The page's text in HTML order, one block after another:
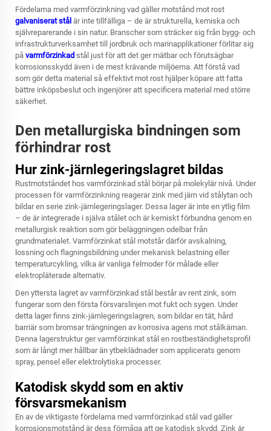
Fördelarna med varmförzinkning vad gäller motstånd mot rost
galvaniserat stål är inte tillfälliga – de är strukturella, kemiska och
självreparerande i sin natur. Branscher som sträcker sig från bygg- och
infrastrukturverksamhet till jordbruk och marinapplikationer förlitar sig
på varmförzinkad stål just för att det ger mätbar och förutsägbar
korrosionsskydd även i de mest krävande miljöerna. Att förstå vad
som gör detta material så effektivt mot rost hjälper köpare att fatta
bättre inköpsbeslut och ingenjörer att specificera material med större
säkerhet.
Den metallurgiska bindningen som
förhindrar rost
Hur zink-järnlegeringslagret bildas
Rustmotståndet hos varmförzinkad stål börjar på molekylär nivå. Under
processen för varmförzinkning reagerar zink med järn vid stålytan och
bildar en serie zink-järnlegeringslager. Dessa lager är inte en ytlig film
– de är integrerade i själva stålet och är kemiskt förbundna genom en
metallurgisk reaktion som gör beläggningen odelbar från
grundmaterialet. Varmförzinkat stål motstår därför avskalning,
lossning och flagningsbildning under mekanisk belastning eller
temperaturcykling, vilka är vanliga felmoder för målade eller
elektropläterade alternativ.
Den yttersta lagret av varmförzinkad stål består av rent zink, som
fungerar som den första försvarslinjen mot fukt och sygen. Under
detta lager finns zink-järnlegeringslagren, som bildar en tät, hård
barriär som bromsar trängningen av korrosiva agens mot stålkärnan.
Denna lagerstruktur ger varmförzinkat stål en rostbeständighetsprofil
som är långt mer hållbar än ytbeklädnader som applicerats genom
spray, pensel eller elektrolytiska processer.
Katodisk skydd som en aktiv
försvarsmekanism
En av de viktigaste fördelarna med varmförzinkad stål vad gäller
korrosionsmotstånd är dess förmåga att ge katodisk skydd. Zink är